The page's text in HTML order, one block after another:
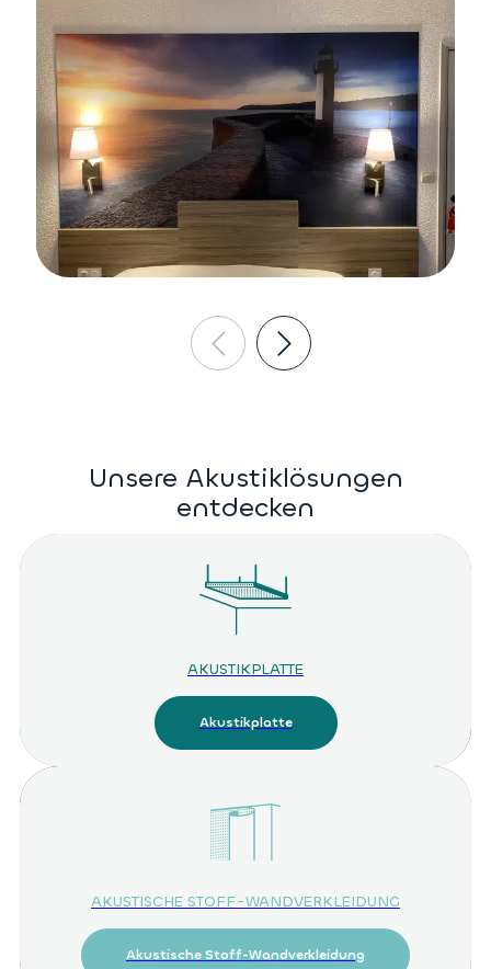
Unsere Akustiklösungen
entdecken
AKUSTIKPLATTE
Akustikplatte
AKUSTISCHE STOFF-WANDVERKLEIDUNG
Akustische Stoff-Wandverkleidung